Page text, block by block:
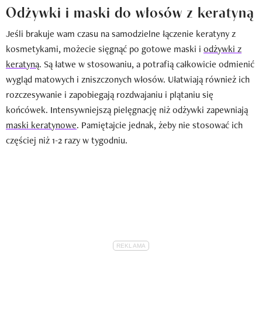
Odżywki i maski do włosów z keratyną
Jeśli brakuje wam czasu na samodzielne łączenie keratyny z
kosmetykami, możecie sięgnąć po gotowe maski i odżywki z
keratyną. Są łatwe w stosowaniu, a potrafią całkowicie odmienić
wygląd matowych i zniszczonych włosów. Ułatwiają również ich
rozczesywanie i zapobiegają rozdwajaniu i plątaniu się
końcówek. Intensywniejszą pielęgnację niż odżywki zapewniają
maski keratynowe. Pamiętajcie jednak, żeby nie stosować ich
częściej niż 1-2 razy w tygodniu.